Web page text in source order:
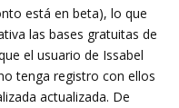
está en beta), lo que
las bases gratuitas de
el usuario de Issabel
tenga registro con ellos
actualizada. De